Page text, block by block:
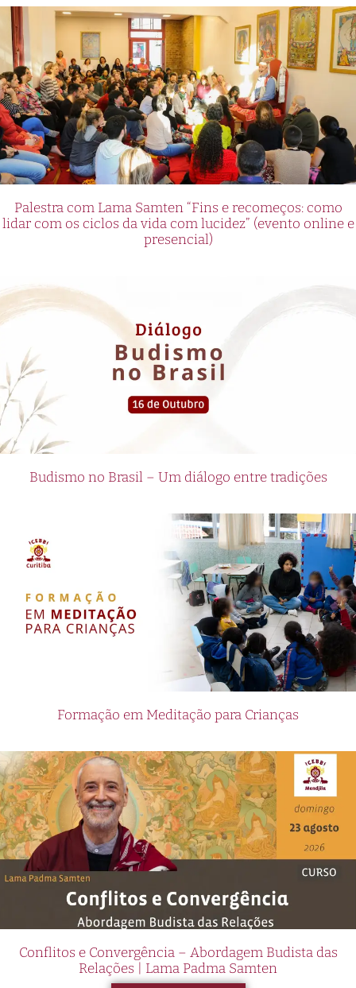
Palestra com Lama Samten “Fins e recomeços: como
lidar com os ciclos da vida com lucidez” (evento online e
presencial)
Budismo no Brasil – Um diálogo entre tradições
Formação em Meditação para Crianças
Conflitos e Convergência – Abordagem Budista das
Relações | Lama Padma Samten